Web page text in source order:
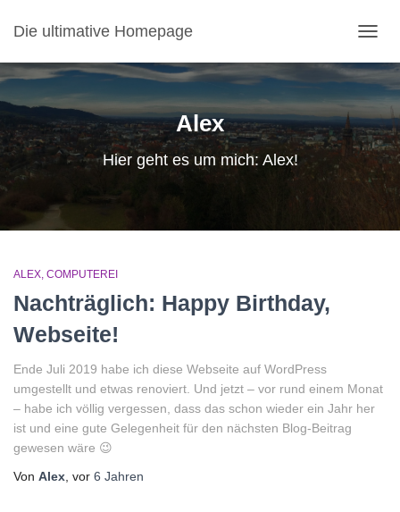
Die ultimative Homepage
Alex
Hier geht es um mich: Alex!
ALEX COMPUTEREI
Nachträglich: Happy Birthday,
Webseite!
Ende Juli 2019 habe ich diese Webseite auf WordPress
umgestellt und etwas renoviert. Und jetzt – vor rund einem Monat
– habe ich völlig vergessen, dass das schon wieder ein Jahr her
ist und eine gute Gelegenheit für den nächsten Blog-Beitrag
gewesen wäre 😉
Von Alex , vor 6 Jahren